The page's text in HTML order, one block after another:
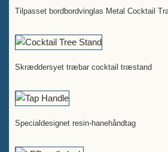
Tilpasset bordbordvinglas Metal Cocktail
Skræddersyet træbar cocktail træstand
Specialdesignet resin-hanehåndtag